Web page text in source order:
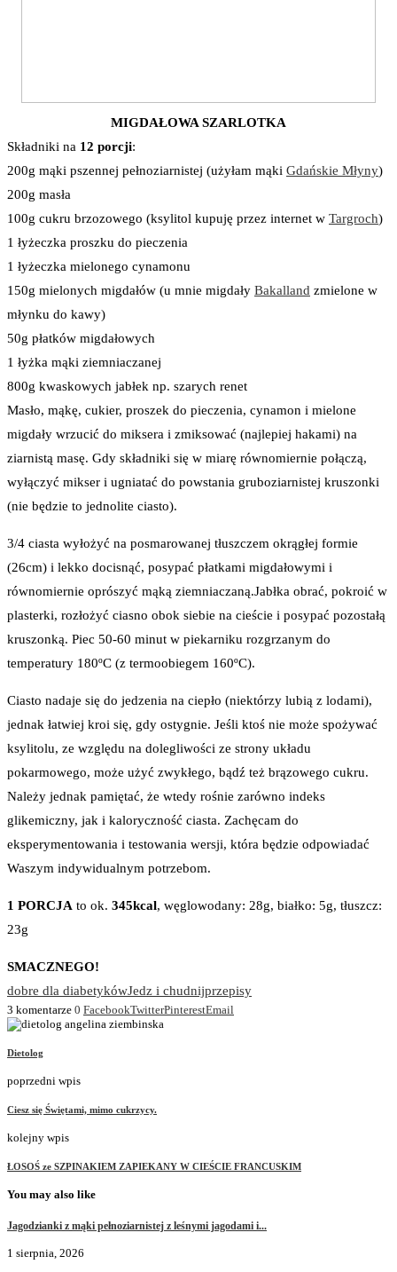
MIGDAŁOWA SZARLOTKA
Składniki na 12 porcji:
200g mąki pszennej pełnoziarnistej (użyłam mąki Gdańskie Młyny)
200g masła
100g cukru brzozowego (ksylitol kupuję przez internet w Targroch)
1 łyżeczka proszku do pieczenia
1 łyżeczka mielonego cynamonu
150g mielonych migdałów (u mnie migdały Bakalland zmielone w
młynku do kawy)
50g płatków migdałowych
1 łyżka mąki ziemniaczanej
800g kwaskowych jabłek np. szarych renet
Masło, mąkę, cukier, proszek do pieczenia, cynamon i mielone
migdały wrzucić do miksera i zmiksować (najlepiej hakami) na
ziarnistą masę. Gdy składniki się w miarę równomiernie połączą,
wyłączyć mikser i ugniatać do powstania gruboziarnistej kruszonki
(nie będzie to jednolite ciasto).
3/4 ciasta wyłożyć na posmarowanej tłuszczem okrągłej formie
(26cm) i lekko docisnąć, posypać płatkami migdałowymi i
równomiernie oprószyć mąką ziemniaczaną.Jabłka obrać, pokroić w
plasterki, rozłożyć ciasno obok siebie na cieście i posypać pozostałą
kruszonką. Piec 50-60 minut w piekarniku rozgrzanym do
temperatury 180ºC (z termoobiegem 160ºC).
Ciasto nadaje się do jedzenia na ciepło (niektórzy lubią z lodami),
jednak łatwiej kroi się, gdy ostygnie. Jeśli ktoś nie może spożywać
ksylitolu, ze względu na dolegliwości ze strony układu
pokarmowego, może użyć zwykłego, bądź też brązowego cukru.
Należy jednak pamiętać, że wtedy rośnie zarówno indeks
glikemiczny, jak i kaloryczność ciasta. Zachęcam do
eksperymentowania i testowania wersji, która będzie odpowiadać
Waszym indywidualnym potrzebom.
1 PORCJA to ok. 345kcal, węglowodany: 28g, białko: 5g, tłuszcz:
23g
SMACZNEGO!
dobre dla diabetykówJedz i chudnijprzepisy
3 komentarze 0 FacebookTwitterPinterestEmail
Dietolog
poprzedni wpis
Ciesz się Świętami, mimo cukrzycy.
kolejny wpis
ŁOSOŚ ze SZPINAKIEM ZAPIEKANY W CIEŚCIE FRANCUSKIM
You may also like
Jagodzianki z mąki pełnoziarnistej z leśnymi jagodami i...
1 sierpnia, 2026